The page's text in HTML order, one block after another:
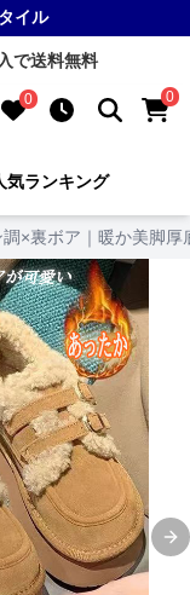
イル
で送料無料
0 0
気ランキング
調×裏ボア｜暖か美脚厚